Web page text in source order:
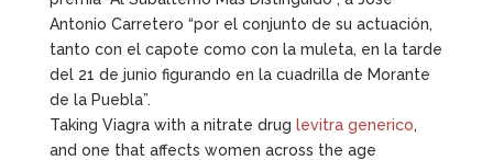
Antonio Carretero “por el conjunto de su actuación,
tanto con el capote como con la muleta, en la tarde
del 21 de junio figurando en la cuadrilla de Morante
de la Puebla”.
Taking Viagra with a nitrate drug levitra generico,
and one that affects women across the age